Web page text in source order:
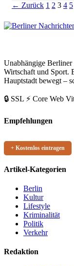
der
Beiträge
← Zurück 1 Link
2 Link
3 4 5
Unabhängige
Wirtschaft und Sport.
Hauptstadt bewegt –
🔒 SSL ⚡ Core Web
Empfehlungen
+ Kostenlos eintragen
Artikel-Kategorien
Berlin
Kultur
Lifestyle
Kriminalität
Politik
Verkehr
Redaktion